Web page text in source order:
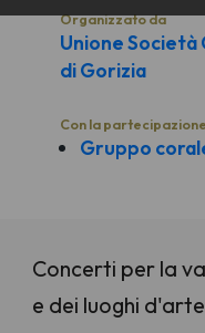
Organizzato da
Unione Società
di Gorizia
Con la
Gruppo
Concerti per la
e dei luoghi